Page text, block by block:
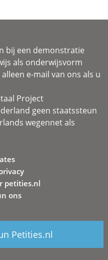
bij een demonstratie
als onderwijsvorm
e-mail van ons als u
Project
geen staatssteun
wegennet als
petities.nl
ons
Petities.nl